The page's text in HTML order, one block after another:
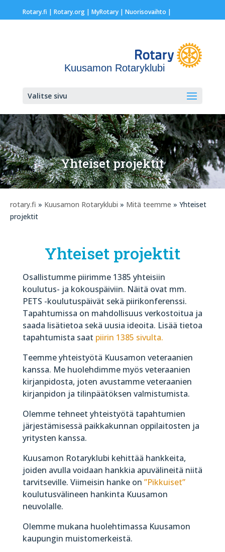
Rotary.fi | Rotary.org| MyRotary | Nuorisovaihto |
Kuusamon Rotaryklubi
Valitse sivu
Yhteiset projektit
rotary.fi » Kuusamon Rotaryklubi » Mitä teemme » Yhteiset
projektit
Yhteiset projektit
Osallistumme piirimme 1385 yhteisiin
koulutus- ja kokouspäiviin. Näitä ovat mm.
PETS -koulutuspäivät sekä piirikonferenssi.
Tapahtumissa on mahdollisuus verkostoitua ja
saada lisätietoa sekä uusia ideoita. Lisää tietoa
tapahtumista saat piirin 1385 sivulta.
Teemme yhteistyötä Kuusamon veteraanien
kanssa. Me huolehdimme myös veteraanien
kirjanpidosta, joten avustamme veteraanien
kirjanpidon ja tilinpäätöksen valmistumista.
Olemme tehneet yhteistyötä tapahtumien
järjestämisessä paikkakunnan oppilaitosten ja
yritysten kanssa.
Kuusamon Rotaryklubi kehittää hankkeita,
joiden avulla voidaan hankkia apuvälineitä niitä
tarvitseville. Viimeisin hanke on ”Pikkuiset”
koulutusvälineen hankinta Kuusamon
neuvolalle.
Olemme mukana huolehtimassa Kuusamon
kaupungin muistomerkeistä.